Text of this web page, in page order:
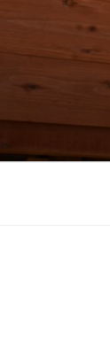
キ